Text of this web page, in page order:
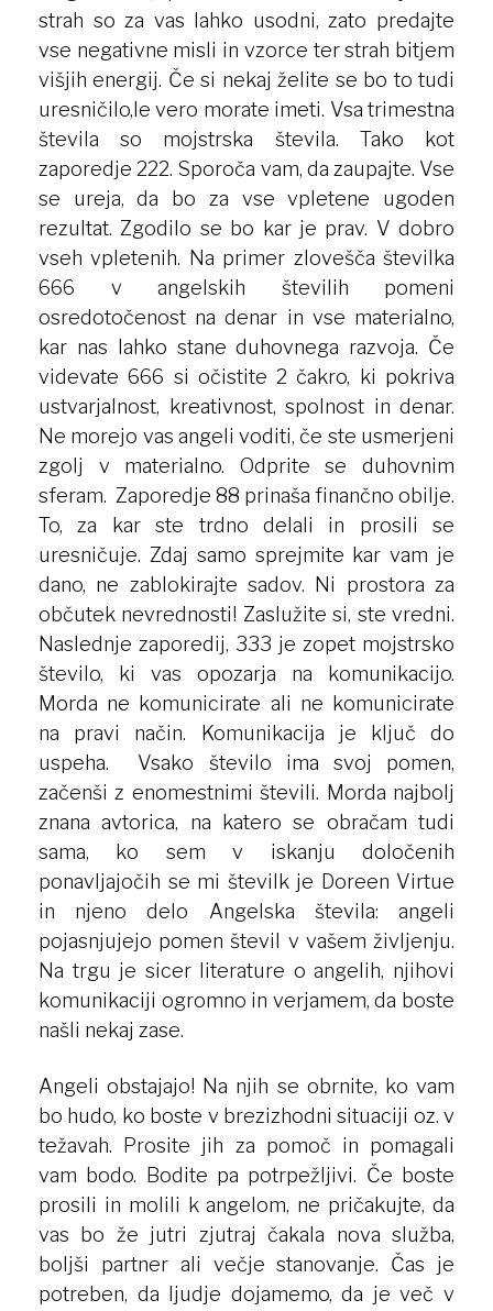
strah so za vas lahko usodni, zato predajte
vse negativne misli in vzorce ter strah bitjem
višjih energij. Če si nekaj želite se bo to tudi
uresničilo,le vero morate imeti. Vsa trimestna
števila so mojstrska števila. Tako kot
zaporedje 222. Sporoča vam, da zaupajte. Vse
se ureja, da bo za vse vpletene ugoden
rezultat. Zgodilo se bo kar je prav. V dobro
vseh vpletenih. Na primer zlovešča številka
666 v angelskih številih pomeni
osredotočenost na denar in vse materialno,
kar nas lahko stane duhovnega razvoja. Če
videvate 666 si očistite 2 čakro, ki pokriva
ustvarjalnost, kreativnost, spolnost in denar.
Ne morejo vas angeli voditi, če ste usmerjeni
zgolj v materialno. Odprite se duhovnim
sferam. Zaporedje 88 prinaša finančno obilje.
To, za kar ste trdno delali in prosili se
uresničuje. Zdaj samo sprejmite kar vam je
dano, ne zablokirajte sadov. Ni prostora za
občutek nevrednosti! Zaslužite si, ste vredni.
Naslednje zaporedij, 333 je zopet mojstrsko
število, ki vas opozarja na komunikacijo.
Morda ne komunicirate ali ne komunicirate
na pravi način. Komunikacija je ključ do
uspeha. Vsako število ima svoj pomen,
začenši z enomestnimi števili. Morda najbolj
znana avtorica, na katero se obračam tudi
sama, ko sem v iskanju določenih
ponavljajočih se mi številk je Doreen Virtue
in njeno delo Angelska števila: angeli
pojasnjujejo pomen števil v vašem življenju.
Na trgu je sicer literature o angelih, njihovi
komunikaciji ogromno in verjamem, da boste
našli nekaj zase.
Angeli obstajajo! Na njih se obrnite, ko vam
bo hudo, ko boste v brezizhodni situaciji oz. v
težavah. Prosite jih za pomoč in pomagali
vam bodo. Bodite pa potrpežljivi. Če boste
prosili in molili k angelom, ne pričakujte, da
vas bo že jutri zjutraj čakala nova služba,
boljši partner ali večje stanovanje. Čas je
potreben, da ljudje dojamemo, da je več v